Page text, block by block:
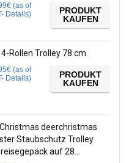
€ (as of
Details)
PRODUKT
KAUFEN
Rollen Trolley 78 cm
€ (as of
Details)
PRODUKT
KAUFEN
Christmas deerchristmas
Staubschutz Trolley
auf 28…